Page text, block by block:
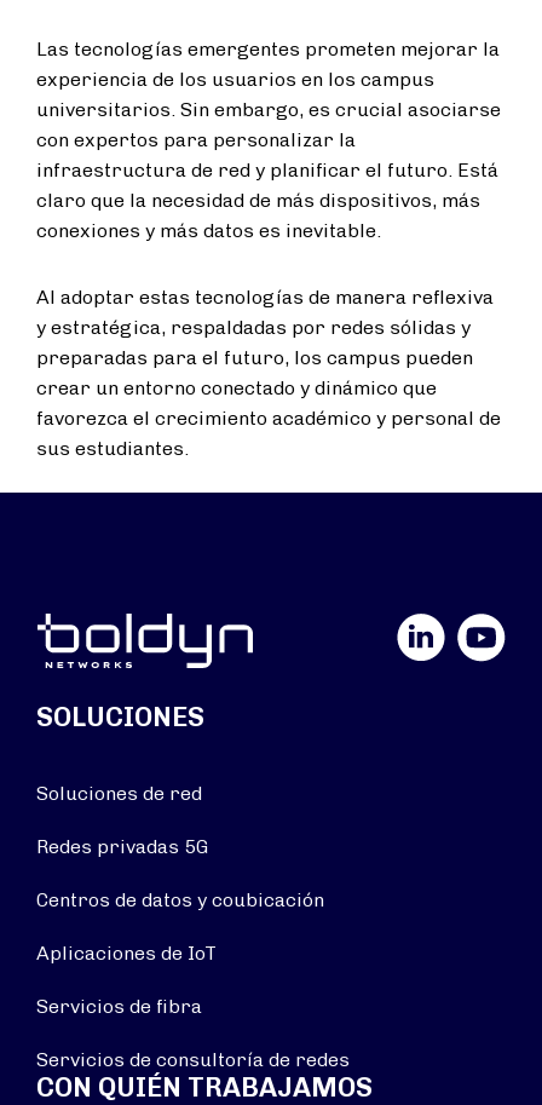
Las tecnologías emergentes prometen mejorar la
experiencia de los usuarios en los campus
universitarios. Sin embargo, es crucial asociarse
con expertos para personalizar la
infraestructura de red y planificar el futuro. Está
claro que la necesidad de más dispositivos, más
conexiones y más datos es inevitable.
Al adoptar estas tecnologías de manera reflexiva
y estratégica, respaldadas por redes sólidas y
preparadas para el futuro, los campus pueden
crear un entorno conectado y dinámico que
favorezca el crecimiento académico y personal de
sus estudiantes.
YouTube
SOLUCIONES
Soluciones de red
Redes privadas 5G
Centros de datos y coubicación
Aplicaciones de IoT
Servicios de fibra
Servicios de consultoría de redes
CON QUIÉN TRABAJAMOS